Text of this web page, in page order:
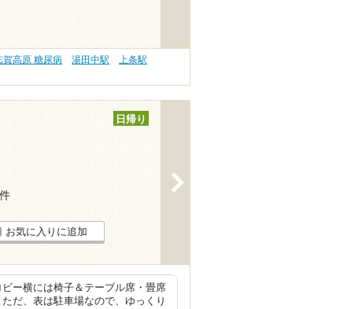
賀高原 糖尿病 湯田中駅
上条駅
日帰り
お気に入りに追加
ー横には椅子＆テーブル席・畳席
だ、表は駐車場なので、ゆっくり